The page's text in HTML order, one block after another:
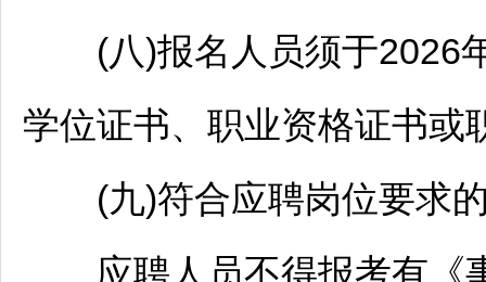
(八)报名人员须于2026年
学位证书、职业资格证书或
(九)符合应聘岗位要求的
应聘人员不得报考有《